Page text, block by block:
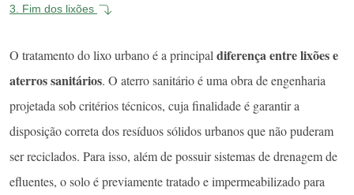
3. Fim dos lixões
O tratamento do lixo urbano é a principal diferença entre lixões e
aterros sanitários. O aterro sanitário é uma obra de engenharia
projetada sob critérios técnicos, cuja finalidade é garantir a
disposição correta dos resíduos sólidos urbanos que não puderam
ser reciclados. Para isso, além de possuir sistemas de drenagem de
efluentes, o solo é previamente tratado e impermeabilizado para